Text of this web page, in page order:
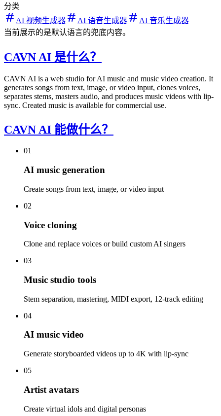
分类
AI 视频生成器
AI 语音生成器
AI 音乐生成器
当前展示的是默认语言的兜底内容。
CAVN AI 是什么？
CAVN AI is a web studio for AI music and music video creation. It
generates songs from text, image, or video input, clones voices,
separates stems, masters audio, and produces music videos with lip-
sync. Created music is available for commercial use.
CAVN AI 能做什么？
01
AI music generation
Create songs from text, image, or video input
02
Voice cloning
Clone and replace voices or build custom AI singers
03
Music studio tools
Stem separation, mastering, MIDI export, 12-track editing
04
AI music video
Generate storyboarded videos up to 4K with lip-sync
05
Artist avatars
Create virtual idols and digital personas